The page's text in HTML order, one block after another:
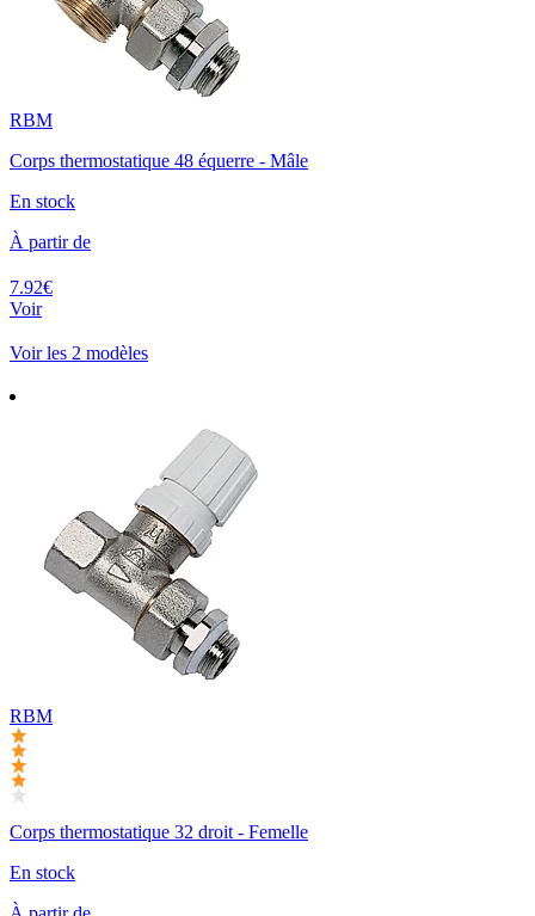
RBM
Corps thermostatique 48 équerre - Mâle
En stock
À partir de
7.92€
Voir
Voir les 2 modèles
RBM
Corps thermostatique 32 droit - Femelle
En stock